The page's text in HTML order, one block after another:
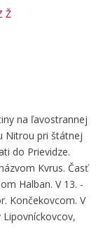
Ž
na ľavostrannej
Nitrou pri štátnej
do Prievidze.
Kvrus. Časť
Halban. V 13. -
Končekovcom. V